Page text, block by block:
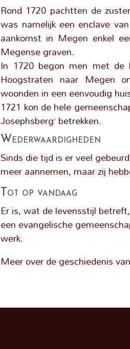
Rond 1720 pachtten de
was namelijk een enclave
aankomst in Megen enkel
Megense graven.
In 1720 begon men met de
Hoogstraten naar Megen
woonden in een eenvoudig
1721 kon de hele
Josephsberg’ betrekken.
Wederwaardigheden
Sinds die tijd is er veel
meer aannemen, maar zij
Tot op vandaag
Er is, wat de levensstijl
een evangelische
werk.
Meer over de geschiedenis